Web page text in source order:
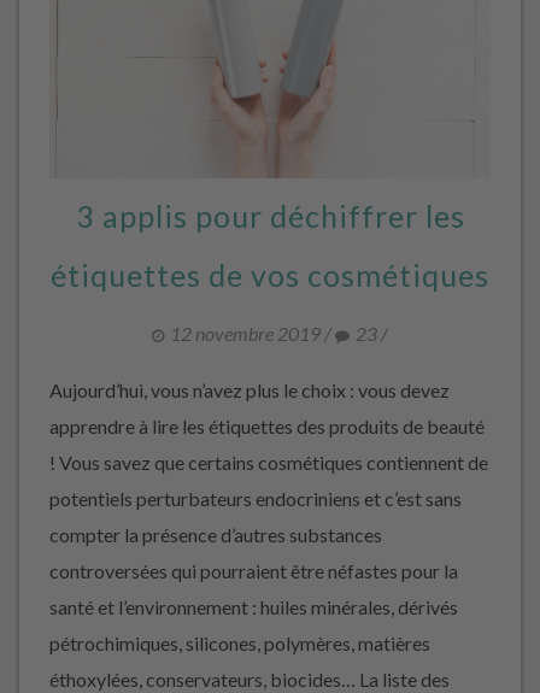
3 applis pour déchiffrer les
étiquettes de vos cosmétiques
12 novembre 2019 / 23 /
Aujourd’hui, vous n’avez plus le choix : vous devez
apprendre à lire les étiquettes des produits de beauté
! Vous savez que certains cosmétiques contiennent de
potentiels perturbateurs endocriniens et c’est sans
compter la présence d’autres substances
controversées qui pourraient être néfastes pour la
santé et l’environnement : huiles minérales, dérivés
pétrochimiques, silicones, polymères, matières
éthoxylées, conservateurs, biocides… La liste des